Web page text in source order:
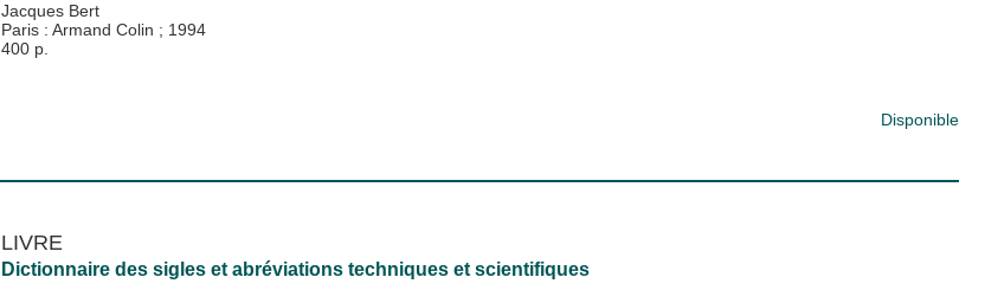
Jacques Bert
Paris : Armand Colin ; 1994
400 p.
Disponible
LIVRE
Dictionnaire des sigles et abréviations techniques et scientifiques